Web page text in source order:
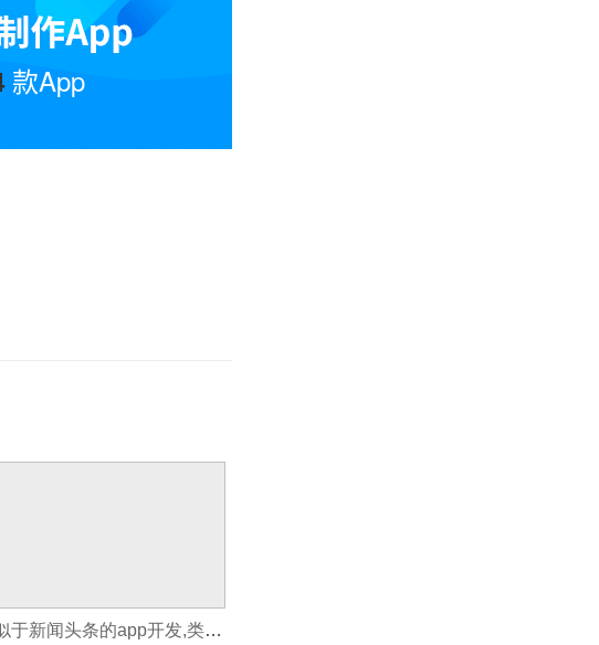
款App
类似于新闻头条的app开发,类似于美团外卖app怎么制作